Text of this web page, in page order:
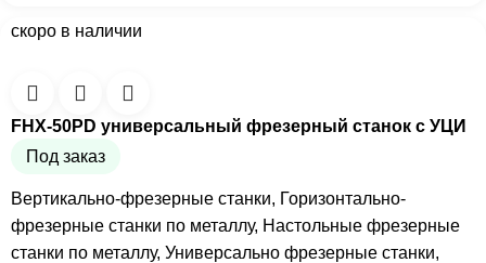
скоро в наличии
FHX-50PD универсальный фрезерный станок с УЦИ
Под заказ
Вертикально-фрезерные станки, Горизонтально-
фрезерные станки по металлу, Настольные фрезерные
станки по металлу, Универсально фрезерные станки,